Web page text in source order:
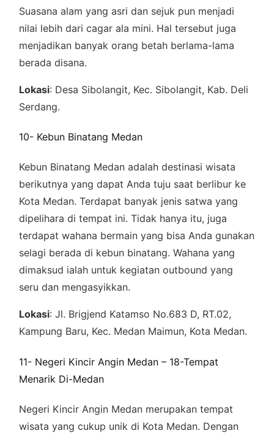
Suasana alam yang asri dan sejuk pun menjadi
nilai lebih dari cagar ala mini. Hal tersebut juga
menjadikan banyak orang betah berlama-lama
berada disana.
Lokasi: Desa Sibolangit, Kec. Sibolangit, Kab. Deli
Serdang.
10- Kebun Binatang Medan
Kebun Binatang Medan adalah destinasi wisata
berikutnya yang dapat Anda tuju saat berlibur ke
Kota Medan. Terdapat banyak jenis satwa yang
dipelihara di tempat ini. Tidak hanya itu, juga
terdapat wahana bermain yang bisa Anda gunakan
selagi berada di kebun binatang. Wahana yang
dimaksud ialah untuk kegiatan outbound yang
seru dan mengasyikkan.
Lokasi: Jl. Brigjend Katamso No.683 D, RT.02,
Kampung Baru, Kec. Medan Maimun, Kota Medan.
11- Negeri Kincir Angin Medan – 18-Tempat
Menarik Di-Medan
Negeri Kincir Angin Medan merupakan tempat
wisata yang cukup unik di Kota Medan. Dengan